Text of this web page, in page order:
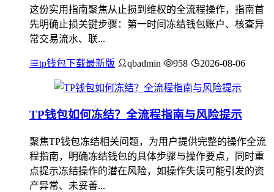
这份实用指南聚焦从止损到维权的全流程操作，指南首
先明确止损关键步骤：第一时间冻结钱包账户、核查异
常交易流水、联...
tp钱包下载最新版 qbadmin 958 2026-08-06
TP钱包如何冻结？全流程指南与风险提示
聚焦TP钱包冻结相关问题，为用户提供完整的操作全流
程指南，明确冻结钱包的具体步骤与操作要点，同时重
点提示冻结操作的潜在风险，如操作失误可能引发的资
产异常、未妥善...